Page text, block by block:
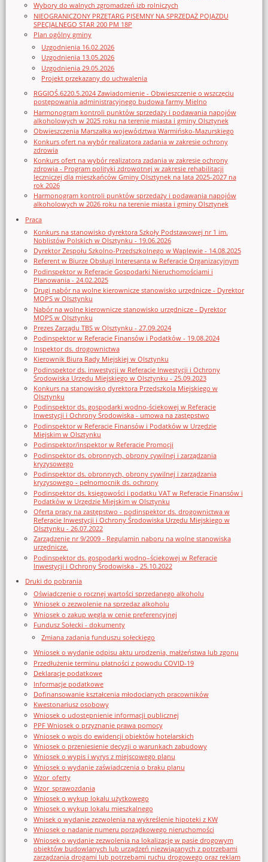
Wybory do walnych zgromadzeń izb rolniczych
NIEOGRANICZONY PRZETARG PISEMNY NA SPRZEDAŻ POJAZDU
SPECJALNEGO STAR 200 PM 18P
Plan ogólny gminy
Uzgodnienia 16.02.2026
Uzgodnienia 13.05.2026
Uzgodnienia 29.05.2026
Projekt przekazany do uchwalenia
RGGIOŚ.6220.5.2024 Zawiadomienie - Obwieszczenie o wszczęciu
postępowania administracyjnego budowa farmy Mielno
Harmonogram kontroli punktów sprzedaży i podawania napojów
alkoholowych w 2025 roku na terenie miasta i gminy Olsztynek
Obwieszczenia Marszałka województwa Warmińsko-Mazurskiego
Konkurs ofert na wybór realizatora zadania w zakresie ochrony
zdrowia
Konkurs ofert na wybór realizatora zadania w zakresie ochrony
zdrowia - Program polityki zdrowotnej w zakresie rehabilitacji
leczniczej dla mieszkańców Gminy Olsztynek na lata 2025-2027 na
rok 2026
Harmonogram kontroli punktów sprzedaży i podawania napojów
alkoholowych w 2026 roku na terenie miasta i gminy Olsztynek
Praca
Konkurs na stanowisko dyrektora Szkoły Podstawowej nr 1 im.
Noblistów Polskich w Olsztynku - 19.06.2026
Dyrektor Zespołu Szkolno-Przedszkolnego w Waplewie - 14.08.2025
Referent w Biurze Obsługi Interesanta w Referacie Organizacyjnym
Podinspektor w Referacie Gospodarki Nieruchomościami i
Planowania - 24.02.2025
Drugi nabór na wolne kierownicze stanowisko urzędnicze - Dyrektor
MOPS w Olsztynku
Nabór na wolne kierownicze stanowisko urzędnicze - Dyrektor
MOPS w Olsztynku
Prezes Zarządu TBS w Olsztynku - 27.09.2024
Podinspektor w Referacie Finansów i Podatków - 19.08.2024
Inspektor ds. drogownictwa
Kierownik Biura Rady Miejskiej w Olsztynku
Podinspektor ds. inwestycji w Referacie Inwestycji i Ochrony
Środowiska Urzędu Miejskiego w Olsztynku - 25.09.2023
Konkurs na stanowisko dyrektora Przedszkola Miejskiego w
Olsztynku
Podinspektor ds. gospodarki wodno-ściekowej w Referacie
Inwestycji i Ochrony Środowiska - umowa na zastępstwo
Podinspektor w Referacie Finansów i Podatków w Urzędzie
Miejskim w Olsztynku
Podinspektor/inspektor w Referacie Promocji
Podinspektor ds. obronnych, obrony cywilnej i zarządzania
kryzysowego
Podinspektor ds. obronnych, obrony cywilnej i zarządzania
kryzysowego - pełnomocnik ds. ochrony
Podinspektor ds. księgowości i podatku VAT w Referacie Finansów i
Podatków w Urzędzie Miejskim w Olsztynku
Oferta pracy na zastępstwo - podinspektor ds. drogownictwa w
Referacie Inwestycji i Ochrony Środowiska Urzędu Miejskiego w
Olsztynku - 26.07.2022
Zarządzenie nr 9/2009 - Regulamin naboru na wolne stanowiska
urzędnicze.
Podinspektor ds. gospodarki wodno–ściekowej w Referacie
Inwestycji i Ochrony Środowiska - 25.10.2022
Druki do pobrania
Oświadczenie o rocznej wartości sprzedanego alkoholu
Wniosek o zezwolenie na sprzedaz alkoholu
Wniosek o zakup węgla w cenie preferencyjnej
Fundusz Sołecki - dokumenty
Zmiana zadania funduszu sołeckiego
Wniosek o wydanie odpisu aktu urodzenia, małżeństwa lub zgonu
Przedłużenie terminu płatności z powodu COVID-19
Deklaracje podatkowe
Informacje podatkowe
Dofinansowanie kształcenia młodocianych pracowników
Kwestonariusz osobowy
Wniosek o udostępnienie informacji publicznej
PPF Wniosek o przyznanie prawa pomocy
Wniosek o wpis do ewidencji obiektów hotelarskich
Wniosek o przeniesienie decyzji o warunkach zabudowy
Wniosek o wypis i wyrys z miejscowego planu
Wniosek o wydanie zaświadczenia o braku planu
Wzor_oferty
Wzor_sprawozdania
Wniosek o wykup lokalu użytkowego
Wniosek o wykup lokalu mieszkalnego
Wnisek o wydanie zezwolenia na wykreślenie hipoteki z KW
Wniosek o nadanie numeru porządkowego nieruchomości
Wniosek o wydanie zezwolenia na lokalizację w pasie drogowym
obiektów budowlanych lub urządzeń niezwiązanych z potrzebami
zarządzania drogami lub potrzebami ruchu drogowego oraz reklam